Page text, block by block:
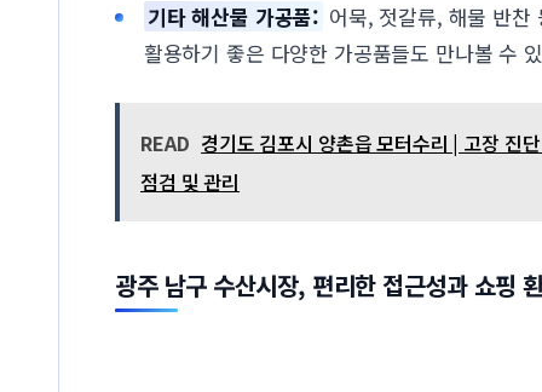
기타 해산물 가공품: 어묵, 젓갈류, 해물 반찬
활용하기 좋은 다양한 가공품들도 만나볼 수
READ 경기도 김포시 양촌읍 모터수리 | 고장 진
점검 및 관리
광주 남구 수산시장, 편리한 접근성과 쇼핑